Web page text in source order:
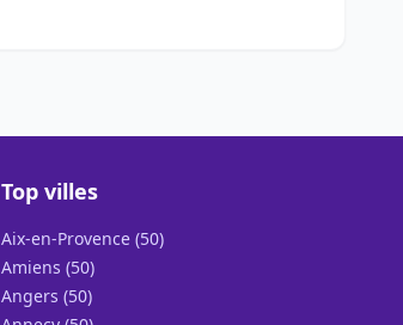
Top villes
Aix-en-Provence (50)
Amiens (50)
Angers (50)